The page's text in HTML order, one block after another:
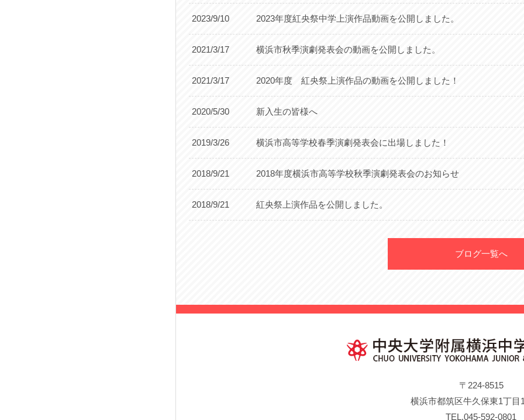
2023/9/10 2023年度紅央祭中学上演作品動画を公開しました。
2021/3/17 横浜市秋季演劇発表会の動画を公開しました。
2021/3/17 2020年度 紅央祭上演作品の動画を公開しました！
2020/5/30 新入生の皆様へ
2019/3/26 横浜市高等学校春季演劇発表会に出場しました！
2018/9/21 2018年度横浜市高等学校秋季演劇発表会のお知らせ
2018/9/21 紅央祭上演作品を公開しました。
ブログ一覧へ
〒224-8515
横浜市都筑区牛久保東1丁目
TEL.045-592-0801